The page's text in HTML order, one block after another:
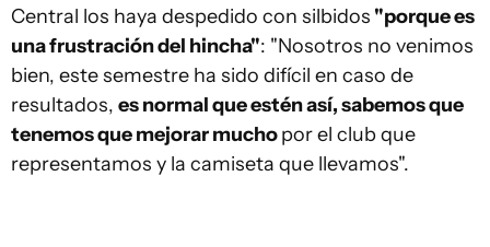
Central los haya despedido con silbidos "porque es
una frustración del hincha": "Nosotros no venimos
bien, este semestre ha sido difícil en caso de
resultados, es normal que estén así, sabemos que
tenemos que mejorar muchopor el club que
representamos y la camiseta que llevamos".